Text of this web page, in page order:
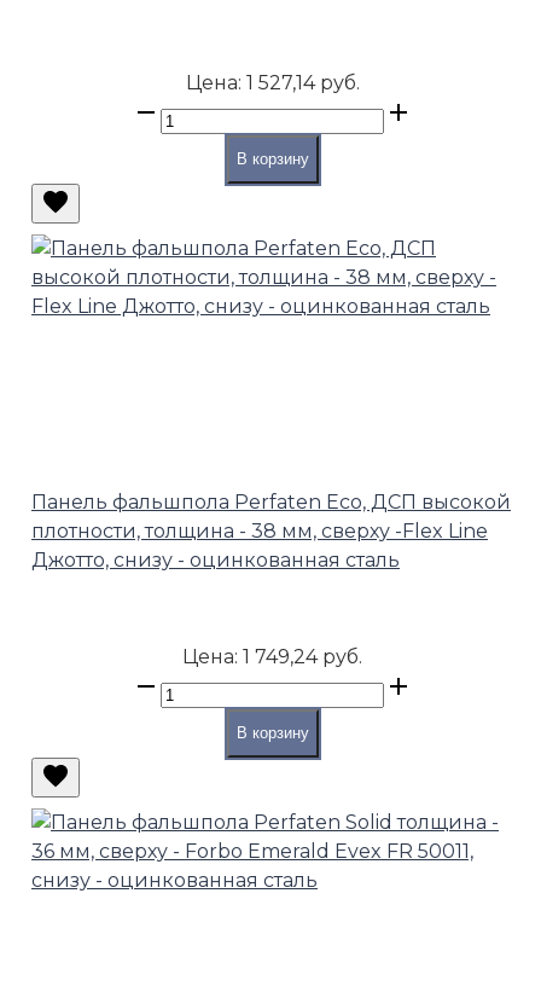
Цена: 1 527,14 руб.
В корзину
Панель фальшпола Perfaten Eco, ДСП высокой
плотности, толщина - 38 мм, сверху -Flex Line
Джотто, снизу - оцинкованная сталь
Цена: 1 749,24 руб.
В корзину